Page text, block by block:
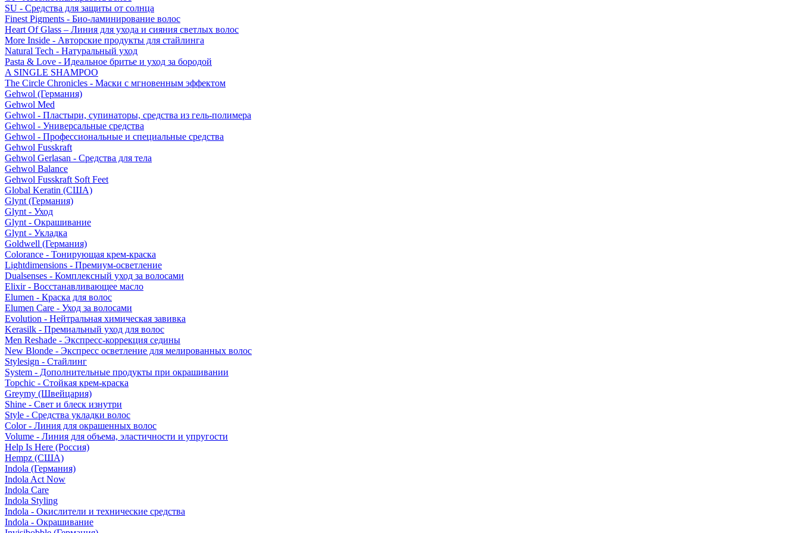
SU - Средства для защиты от солнца
Finest Pigments - Био-ламинирование волос
Heart Of Glass – Линия для ухода и сияния светлых волос
More Inside - Авторские продукты для стайлинга
Natural Tech - Натуральный уход
Pasta & Love - Идеальное бритье и уход за бородой
A SINGLE SHAMPOO
The Circle Chronicles - Маски с мгновенным эффектом
Gehwol (Германия)
Gehwol Med
Gehwol - Пластыри, супинаторы, средства из гель-полимера
Gehwol - Универсальные средства
Gehwol - Профессиональные и специальные средства
Gehwol Fusskraft
Gehwol Gerlasan - Средства для тела
Gehwol Balance
Gehwol Fusskraft Soft Feet
Global Keratin (США)
Glynt (Германия)
Glynt - Уход
Glynt - Окрашивание
Glynt - Укладка
Goldwell (Германия)
Colorance - Тонирующая крем-краска
Lightdimensions - Премиум-осветление
Dualsenses - Комплексный уход за волосами
Elixir - Восстанавливающее масло
Elumen - Краска для волос
Elumen Care - Уход за волосами
Evolution - Нейтральная химическая завивка
Kerasilk - Премиальный уход для волос
Men Reshade - Экспресс-коррекция седины
New Blonde - Экспресс осветление для мелированных волос
Stylesign - Стайлинг
System - Дополнительные продукты при окрашивании
Topchic - Стойкая крем-краска
Greymy (Швейцария)
Shine - Свет и блеск изнутри
Style - Средства укладки волос
Color - Линия для окрашенных волос
Volume - Линия для объема, эластичности и упругости
Help Is Here (Россия)
Hempz (США)
Indola (Германия)
Indola Act Now
Indola Care
Indola Styling
Indola - Окислители и технические средства
Indola - Окрашивание